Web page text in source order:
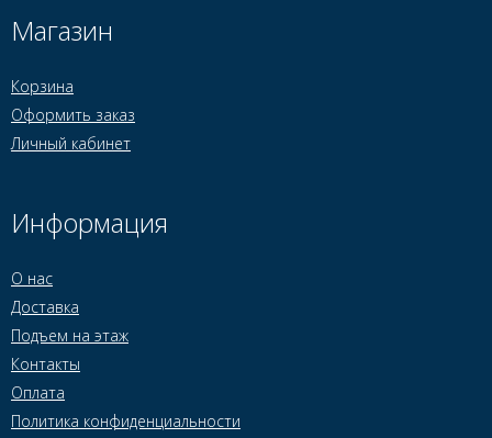
Магазин
Корзина
Оформить заказ
Личный кабинет
Информация
О нас
Доставка
Подъем на этаж
Контакты
Оплата
Политика конфиденциальности